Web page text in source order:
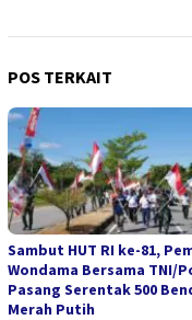
POS TERKAIT
Sambut HUT RI ke-81,
Wondama Bersama TNI/
Pasang Serentak 500
Merah Putih